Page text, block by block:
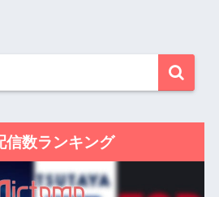
信数ランキング